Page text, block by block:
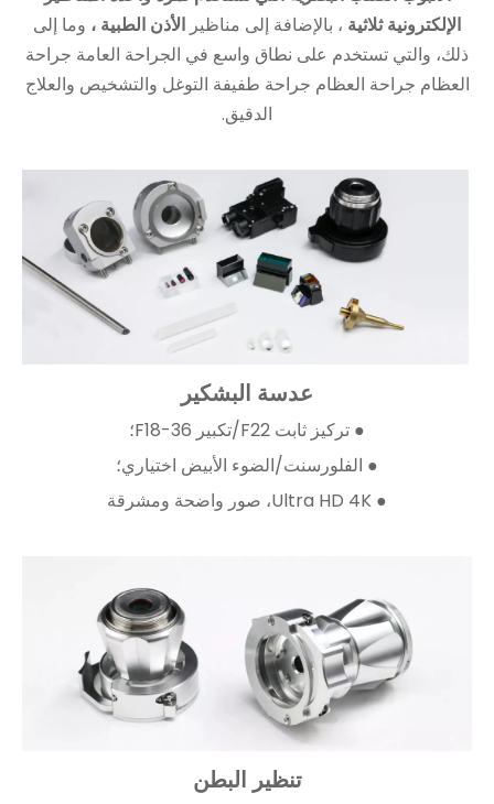
الإلكترونية ثلاثية ، بالإضافة إلى مناظير الأذن الطبية ، وما إلى
ذلك، والتي تستخدم على نطاق واسع في الجراحة العامة جراحة
العظام جراحة العظام جراحة طفيفة التوغل والتشخيص والعلاج
الدقيق.
عدسة البشكير
● تركيز ثابت F22/تكبير F18-36؛
● الفلورسنت/الضوء الأبيض اختياري؛
● Ultra HD 4K، صور واضحة ومشرقة
تنظير البطن